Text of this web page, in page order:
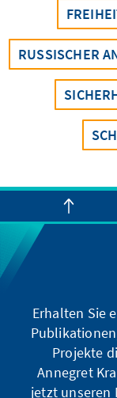
RUSSISCHER
Erhalten Sie
Projekte
Annegret
jetzt unseren